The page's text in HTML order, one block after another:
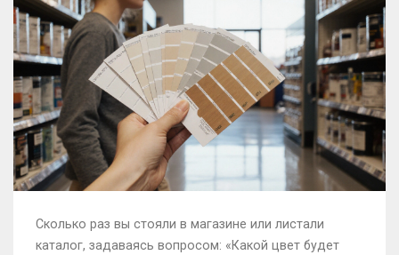
Сколько раз вы стояли в магазине или листали
каталог, задаваясь вопросом: «Какой цвет будет